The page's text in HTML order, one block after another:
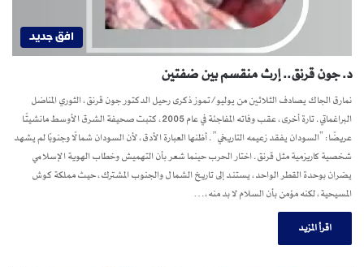
افق جديد
د. جون قرنق.. إرث منقسم بين ضفتين
نمارق الجاك يصادف الثلاثين من يوليو/تموز ذكرى رحيل الدكتور جون قرنق، الثوري المناضل
البراغماتي. تارة أخرى، عقب وفاته المفاجئة في عام 2005، كتبت صحيفة الشرق الأوسط مانشيتًا
عريضًا: “السودان يفقد زعيمه التاريخي”. أظنها العبارة الأدق، لأن السودان شمالًا وجنوبًا لم يشهد
شخصية كاريزمية مثل قرنق. اختار الحرب حينما شعر بأن التهميش وخطاب الهوية الإسلامي
يضران بوحدة القطر الواحد، يستند إلى تاريخ الشمال والجنوب المشترك، حيث مملكة كوش
المسيحية، لكنه مؤمن بأن السلام لا بد منه،…
اقرأ المزيد